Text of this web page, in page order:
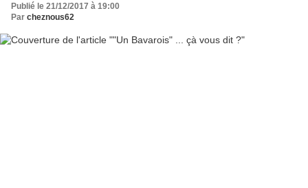
Publié le 21/12/2017 à 19:00
Par cheznous62